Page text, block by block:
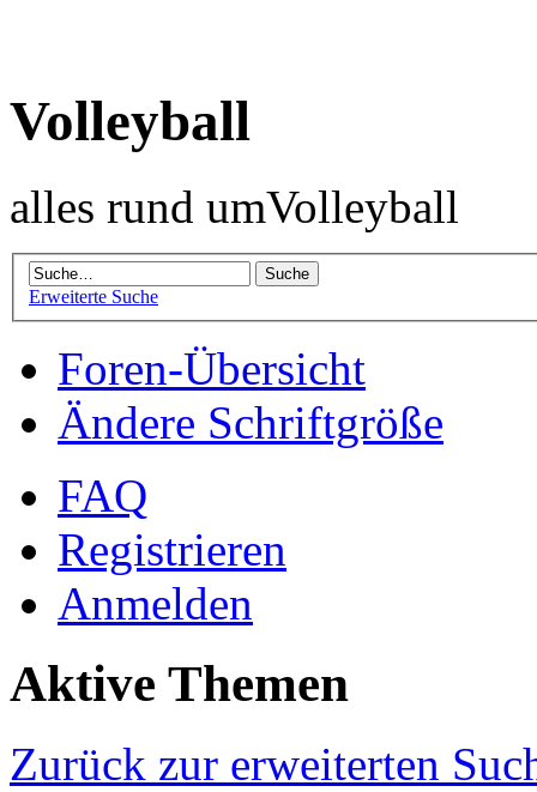
Volleyball
alles rund umVolleyball
Erweiterte Suche
Foren-Übersicht
Ändere Schriftgröße
FAQ
Registrieren
Anmelden
Aktive Themen
Zurück zur erweiterten